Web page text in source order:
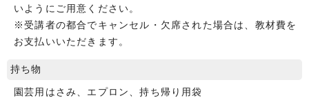
いようにご用意ください。
※受講者の都合でキャンセル・欠席された場合は、教材費を
お支払いいただきます。
持ち物
園芸用はさみ、エプロン、持ち帰り用袋